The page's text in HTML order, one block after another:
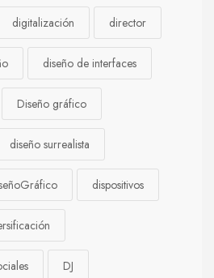
digitalización director
diseño de interfaces
Diseño gráfico
diseño surrealista
dispositivos
DJ